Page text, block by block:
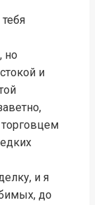
но
и
и я
до